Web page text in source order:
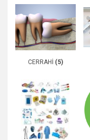
CERRAHİ (5)